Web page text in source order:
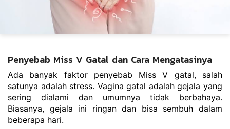
Penyebab Miss V Gatal dan Cara Mengatasinya
Ada banyak faktor penyebab Miss V gatal, salah
satunya adalah stress. Vagina gatal adalah gejala yang
sering dialami dan umumnya tidak berbahaya.
Biasanya, gejala ini ringan dan bisa sembuh dalam
beberapa hari.